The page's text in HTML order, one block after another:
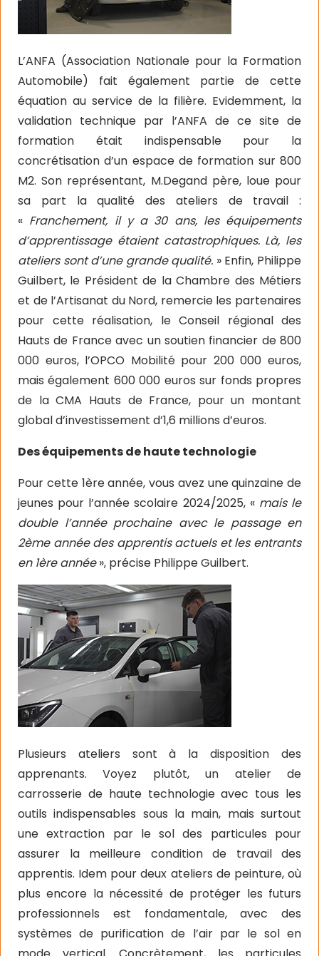
L’ANFA (Association Nationale pour la Formation
Automobile) fait également partie de cette
équation au service de la filière. Evidemment, la
validation technique par l’ANFA de ce site de
formation était indispensable pour la
concrétisation d’un espace de formation sur 800
M2. Son représentant, M.Degand père, loue pour
sa part la qualité des ateliers de travail :
« Franchement, il y a 30 ans, les équipements
d’apprentissage étaient catastrophiques. Là, les
ateliers sont d’une grande qualité. » Enfin, Philippe
Guilbert, le Président de la Chambre des Métiers
et de l’Artisanat du Nord, remercie les partenaires
pour cette réalisation, le Conseil régional des
Hauts de France avec un soutien financier de 800
000 euros, l’OPCO Mobilité pour 200 000 euros,
mais également 600 000 euros sur fonds propres
de la CMA Hauts de France, pour un montant
global d’investissement d’1,6 millions d’euros.
Des équipements de haute technologie
Pour cette 1ère année, vous avez une quinzaine de
jeunes pour l’année scolaire 2024/2025, « mais le
double l’année prochaine avec le passage en
2ème année des apprentis actuels et les entrants
en 1ère année», précise Philippe Guilbert.
Plusieurs ateliers sont à la disposition des
apprenants. Voyez plutôt, un atelier de
carrosserie de haute technologie avec tous les
outils indispensables sous la main, mais surtout
une extraction par le sol des particules pour
assurer la meilleure condition de travail des
apprentis. Idem pour deux ateliers de peinture, où
plus encore la nécessité de protéger les futurs
professionnels est fondamentale, avec des
systèmes de purification de l’air par le sol en